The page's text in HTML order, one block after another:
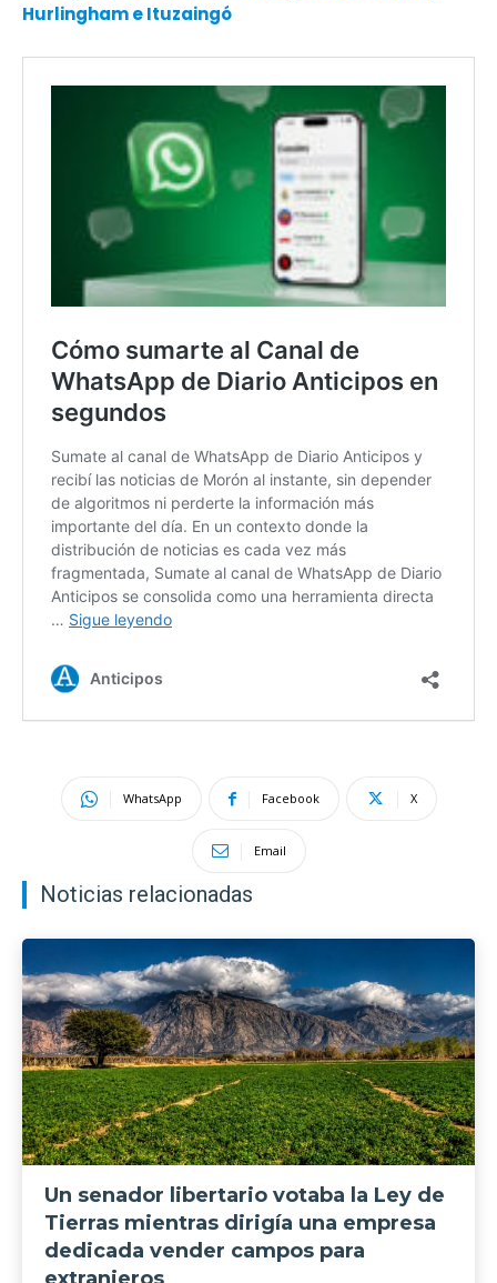
Hurlingham e Ituzaingó
WhatsApp Facebook X
Email
Noticias relacionadas
Un senador libertario votaba la Ley de
Tierras mientras dirigía una empresa
dedicada vender campos para